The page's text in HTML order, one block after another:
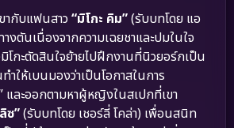
ากับแฟนสาว “มิโกะ คิม”(รับบทโดย แอ
งตันเนื่องจากความเฉยชาและปมในใจ
โกะตัดสินใจย้ายไปฝึกงานที่นิวยอร์กเป็น
ำให้เบนมองว่าเป็นโอกาสในการ
และออกตามหาผู้หญิงในสเปกที่เขา
ซ”(รับบทโดย เชอร์ลี่ โคล่า) เพื่อนสนิท